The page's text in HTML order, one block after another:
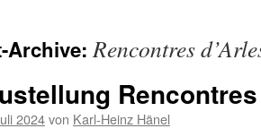
Archive:Rencontres
2024von Karl-Heinz Hänel